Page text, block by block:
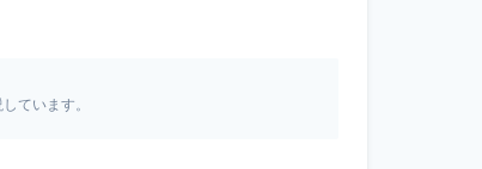
ています。